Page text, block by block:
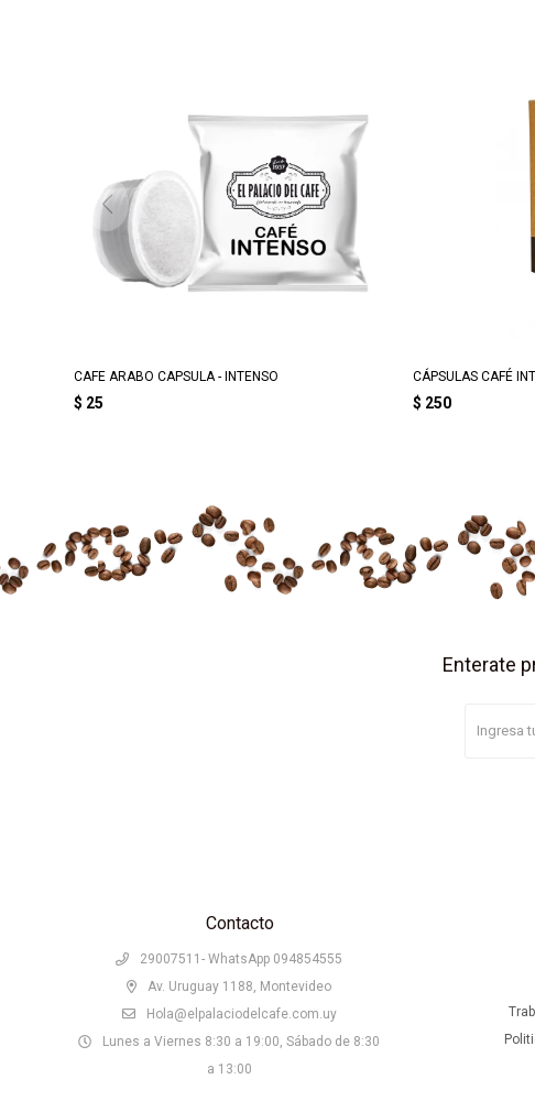
CAFE ARABO CAPSULA - INTENSO
$ 25
CÁPSULAS CAFÉ
$ 250
Contacto
29007511- WhatsApp 094854555
Av. Uruguay 1188, Montevideo
Hola@elpalaciodelcafe.com.uy
Lunes a Viernes 8:30 a 19:00, Sábado de 8:30
a 13:00
Enterate